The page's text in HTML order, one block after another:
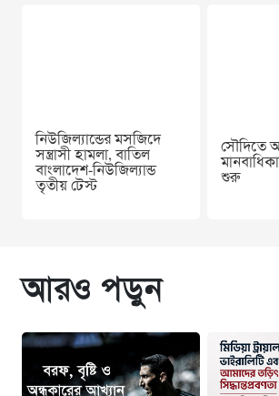
নিউজিল্যান্ডের মসজিদে
সন্ত্রাসী হামলা, বাতিল
বাংলাদেশ-নিউজিল্যান্ড
তৃতীয় টেস্ট
সৌদিতে
শুরু
আরও পড়ুন